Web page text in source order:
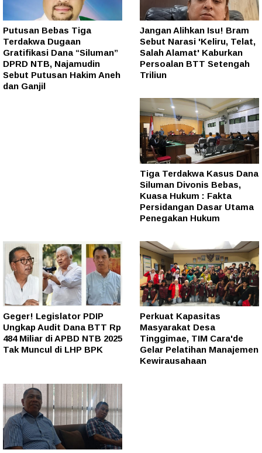
Putusan Bebas Tiga
Terdakwa Dugaan
Gratifikasi Dana “Siluman”
DPRD NTB, Najamudin
Sebut Putusan Hakim Aneh
dan Ganjil
Jangan Alihkan Isu! Bram
Sebut Narasi 'Keliru, Telat,
Salah Alamat' Kaburkan
Persoalan BTT Setengah
Triliun
Tiga Terdakwa Kasus Dana
Siluman Divonis Bebas,
Kuasa Hukum : Fakta
Persidangan Dasar Utama
Penegakan Hukum
Geger! Legislator PDIP
Ungkap Audit Dana BTT Rp
484 Miliar di APBD NTB 2025
Tak Muncul di LHP BPK
Perkuat Kapasitas
Masyarakat Desa
Tinggimae, TIM Cara'de
Gelar Pelatihan Manajemen
Kewirausahaan